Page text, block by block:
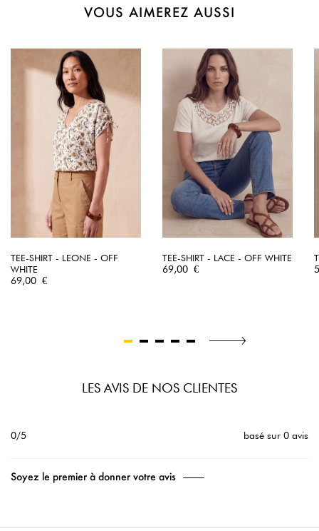
VOUS AIMEREZ AUSSI
TEE-SHIRT - LEONE - OFF
WHITE
Prix
69,00 €
TEE-SHIRT - LACE - OFF WHITE
Prix
69,00 €
LES AVIS DE NOS CLIENTES
0/5 basé sur 0 avis
Soyez le premier à donner votre avis